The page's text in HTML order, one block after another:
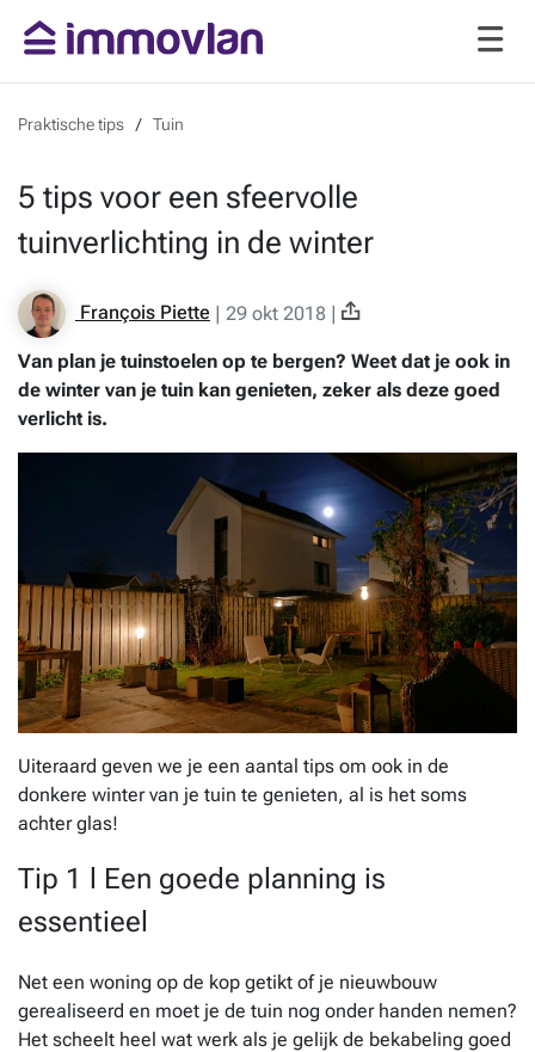
Praktische tips Tuin
5 tips voor een sfeervolle
tuinverlichting in de winter
François Piette | 29 okt 2018 |
Van plan je tuinstoelen op te bergen? Weet dat je ook in
de winter van je tuin kan genieten, zeker als deze goed
verlicht is.
Uiteraard geven we je een aantal tips om ook in de
donkere winter van je tuin te genieten, al is het soms
achter glas!
Tip 1 l Een goede planning is
essentieel
Net een woning op de kop getikt of je nieuwbouw
gerealiseerd en moet je de tuin nog onder handen nemen?
Het scheelt heel wat werk als je gelijk de bekabeling goed